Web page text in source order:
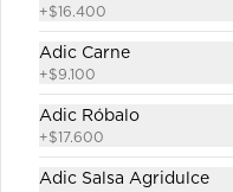
+$16.400
Adic Carne
+$9.100
Adic Róbalo
+$17.600
Adic Salsa Agridulce